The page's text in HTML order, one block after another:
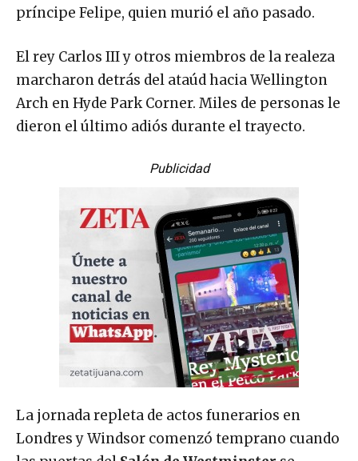
príncipe Felipe, quien murió el año pasado.
El rey Carlos III y otros miembros de la realeza
marcharon detrás del ataúd hacia Wellington
Arch en Hyde Park Corner. Miles de personas le
dieron el último adiós durante el trayecto.
Publicidad
La jornada repleta de actos funerarios en
Londres y Windsor comenzó temprano cuando